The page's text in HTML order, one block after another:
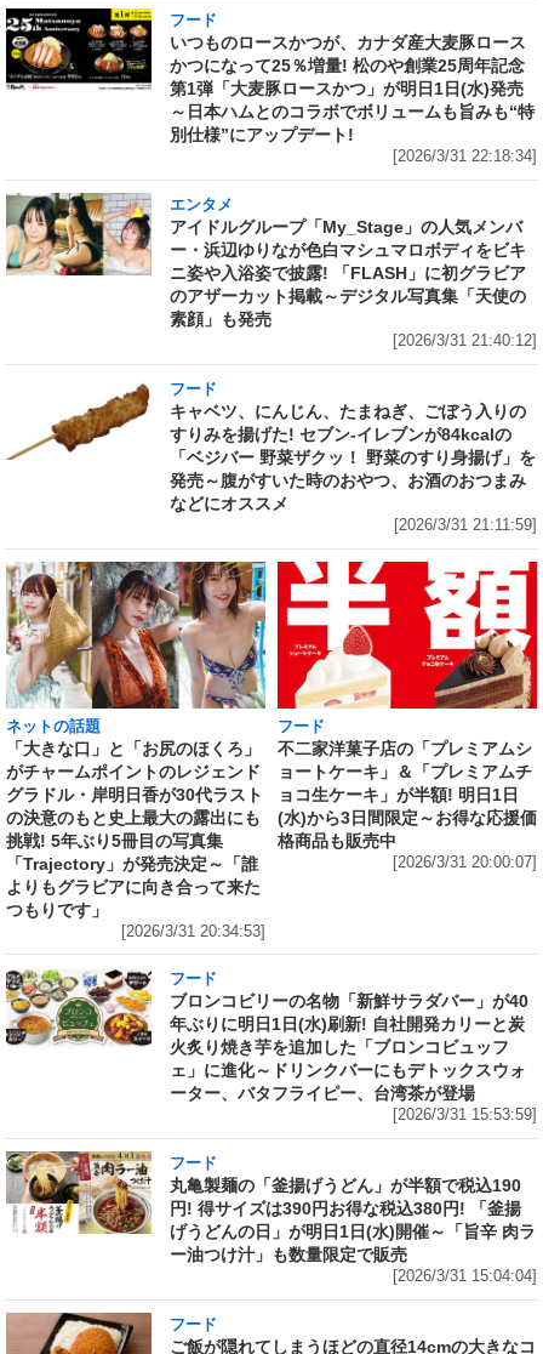
フード
いつものロースかつが、カナダ産大麦豚ロース
かつになって25％増量! 松のや創業25周年記念
第1弾「大麦豚ロースかつ」が明日1日(水)発売
～日本ハムとのコラボでボリュームも旨みも“特
別仕様”にアップデート!
[2026/3/31 22:18:34]
エンタメ
アイドルグループ「My_Stage」の人気メンバ
ー・浜辺ゆりなが色白マシュマロボディをビキ
ニ姿や入浴姿で披露! 「FLASH」に初グラビア
のアザーカット掲載～デジタル写真集「天使の
素顔」も発売
[2026/3/31 21:40:12]
フード
キャベツ、にんじん、たまねぎ、ごぼう入りの
すりみを揚げた! セブン‐イレブンが84kcalの
「ベジバー 野菜ザクッ！ 野菜のすり身揚げ」を
発売～腹がすいた時のおやつ、お酒のおつまみ
などにオススメ
[2026/3/31 21:11:59]
ネットの話題
「大きな口」と「お尻のほくろ」
がチャームポイントのレジェンド
グラドル・岸明日香が30代ラスト
の決意のもと史上最大の露出にも
挑戦! 5年ぶり5冊目の写真集
「Trajectory」が発売決定～「誰
よりもグラビアに向き合って来た
つもりです」
[2026/3/31 20:34:53]
フード
不二家洋菓子店の「プレミアムシ
ョートケーキ」＆「プレミアムチ
ョコ生ケーキ」が半額! 明日1日
(水)から3日間限定～お得な応援価
格商品も販売中
[2026/3/31 20:00:07]
フード
ブロンコビリーの名物「新鮮サラダバー」が40
年ぶりに明日1日(水)刷新! 自社開発カリーと炭
火炙り焼き芋を追加した「ブロンコビュッフ
ェ」に進化～ドリンクバーにもデトックスウォ
ーター、バタフライピー、台湾茶が登場
[2026/3/31 15:53:59]
フード
丸亀製麺の「釜揚げうどん」が半額で税込190
円! 得サイズは390円お得な税込380円! 「釜揚
げうどんの日」が明日1日(水)開催～「旨辛 肉ラ
ー油つけ汁」も数量限定で販売
[2026/3/31 15:04:04]
フード
ご飯が隠れてしまうほどの直径14cmの大きなコ